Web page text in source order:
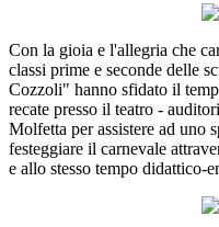
Con la gioia e l'allegria che
classi prime e seconde delle
Cozzoli" hanno sfidato il
recate presso il teatro -
Molfetta per assistere ad uno
festeggiare il carnevale
e allo stesso tempo didattico-